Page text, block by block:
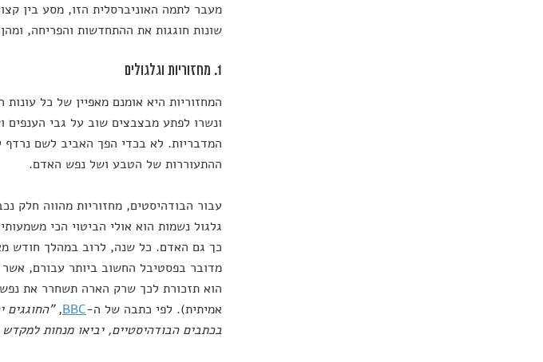
מעבר לתמה האוניברסלית הזו, מסע בין
שונות חוגגות את ההתחדשות והפריחה,
1. מחזוריות וגלגולים
המחזוריות היא אומנם מאפיין של כל
ונשרו לפתע מבצבצים שוב על גבי הענפים
המדבריות. לא בכדי הפך האביב לשם
ההתעוררות של הטבע ושל נפש האדם.
עבור הבודהיסטים, מחזוריות מהווה חלק
גלגול נשמות הוא אולי הביטוי הכי
כך גם האדם. כל שנה, לרוב במהלך חודש
הוא תזכורת לכך שרק הארה תשחרר את נפש
אמיתית). לפי כתבה של ה-BBC
,"החוגגים
בכתבים הבודהיסטיים, יביאו מנחות